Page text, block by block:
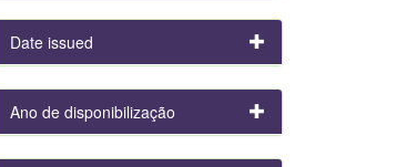
Date issued
Ano de disponibilização